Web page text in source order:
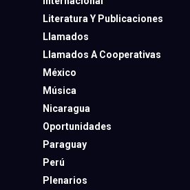
Literatura Y Publicaciones
Llamados
Llamados A Cooperativas
México
Música
Nicaragua
Oportunidades
Paraguay
Perú
Plenarios